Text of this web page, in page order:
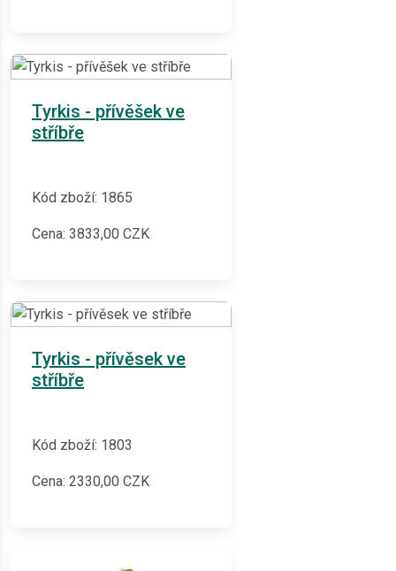
Tyrkis - přívěšek ve
stříbře
Kód zboží: 1865
Cena: 3833,00 CZK
Tyrkis - přívěsek ve
stříbře
Kód zboží: 1803
Cena: 2330,00 CZK